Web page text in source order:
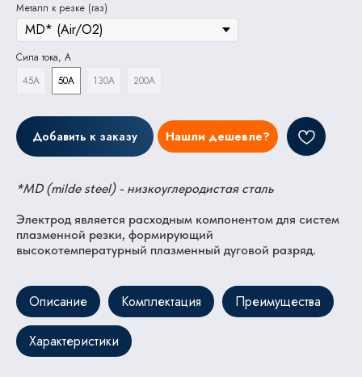
Металл к резке (газ)
Сила тока, А
45A
50А 130A 200A
Добавить к заказу Нашли дешевле?
*MD (milde steel) - низкоуглеродистая сталь
Электрод является расходным компонентом для систем
плазменной резки, формирующий
высокотемпературный плазменный дуговой разряд.
Описание Комплектация Преимущества
Характеристики